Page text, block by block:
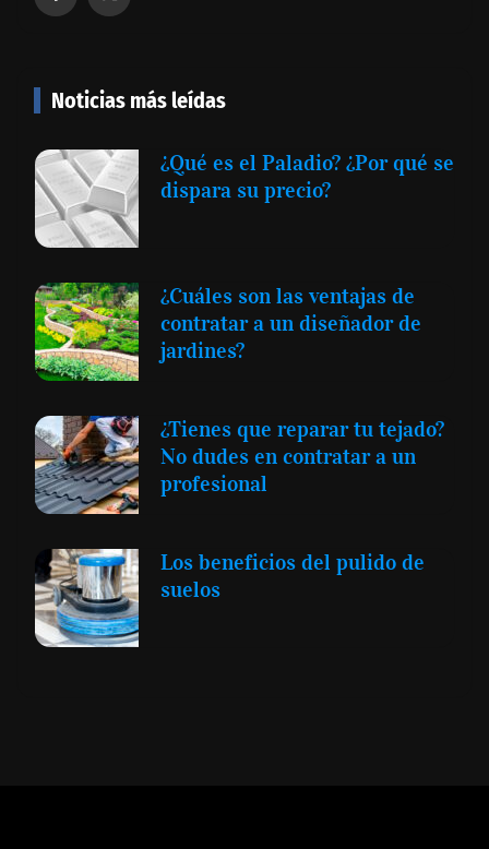
Noticias más leídas
¿Qué es el Paladio? ¿Por qué se
dispara su precio?
¿Cuáles son las ventajas de
contratar a un diseñador de
jardines?
¿Tienes que reparar tu tejado?
No dudes en contratar a un
profesional
Los beneficios del pulido de
suelos